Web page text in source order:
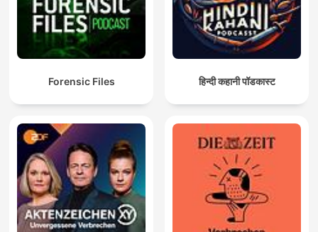
Forensic Files हिन्दी कहानी पॉडकास्ट